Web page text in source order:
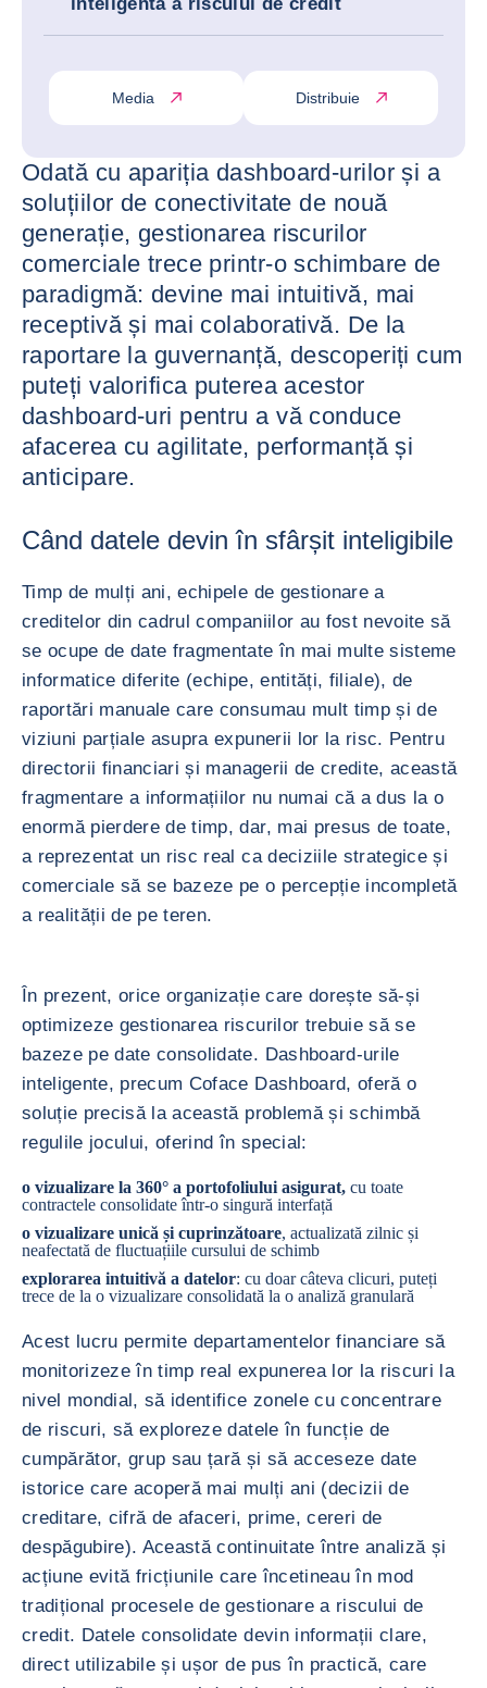
Media Distribuie
Odată cu apariția dashboard-urilor și a
soluțiilor de conectivitate de nouă
generație, gestionarea riscurilor
comerciale trece printr-o schimbare de
paradigmă: devine mai intuitivă, mai
receptivă și mai colaborativă. De la
raportare la guvernanță, descoperiți cum
puteți valorifica puterea acestor
dashboard-uri pentru a vă conduce
afacerea cu agilitate, performanță și
anticipare.
Când datele devin în sfârșit inteligibile
Timp de mulți ani, echipele de gestionare a
creditelor din cadrul companiilor au fost nevoite să
se ocupe de date fragmentate în mai multe sisteme
informatice diferite (echipe, entități, filiale), de
raportări manuale care consumau mult timp și de
viziuni parțiale asupra expunerii lor la risc. Pentru
directorii financiari și managerii de credite, această
fragmentare a informațiilor nu numai că a dus la o
enormă pierdere de timp, dar, mai presus de toate,
a reprezentat un risc real ca deciziile strategice și
comerciale să se bazeze pe o percepție incompletă
a realității de pe teren.
În prezent, orice organizație care dorește să-și
optimizeze gestionarea riscurilor trebuie să se
bazeze pe date consolidate. Dashboard-urile
inteligente, precum Coface Dashboard, oferă o
soluție precisă la această problemă și schimbă
regulile jocului, oferind în special:
o vizualizare la 360° a portofoliului asigurat, cu toate
contractele consolidate într-o singură interfață
o vizualizare unică și cuprinzătoare, actualizată zilnic și
neafectată de fluctuațiile cursului de schimb
explorarea intuitivă a datelor: cu doar câteva clicuri, puteți
trece de la o vizualizare consolidată la o analiză granulară
Acest lucru permite departamentelor financiare să
monitorizeze în timp real expunerea lor la riscuri la
nivel mondial, să identifice zonele cu concentrare
de riscuri, să exploreze datele în funcție de
cumpărător, grup sau țară și să acceseze date
istorice care acoperă mai mulți ani (decizii de
creditare, cifră de afaceri, prime, cereri de
despăgubire). Această continuitate între analiză și
acțiune evită fricțiunile care încetineau în mod
tradițional procesele de gestionare a riscului de
credit. Datele consolidate devin informații clare,
direct utilizabile și ușor de pus în practică, care